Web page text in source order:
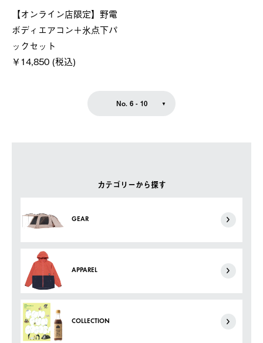
カテゴリーから探す
GEAR
APPAREL
COLLECTION
【オンライン店限定】野電
ボディエアコン＋氷点下パ
ックセット
￥14,850 (税込)
No. 6 - 10